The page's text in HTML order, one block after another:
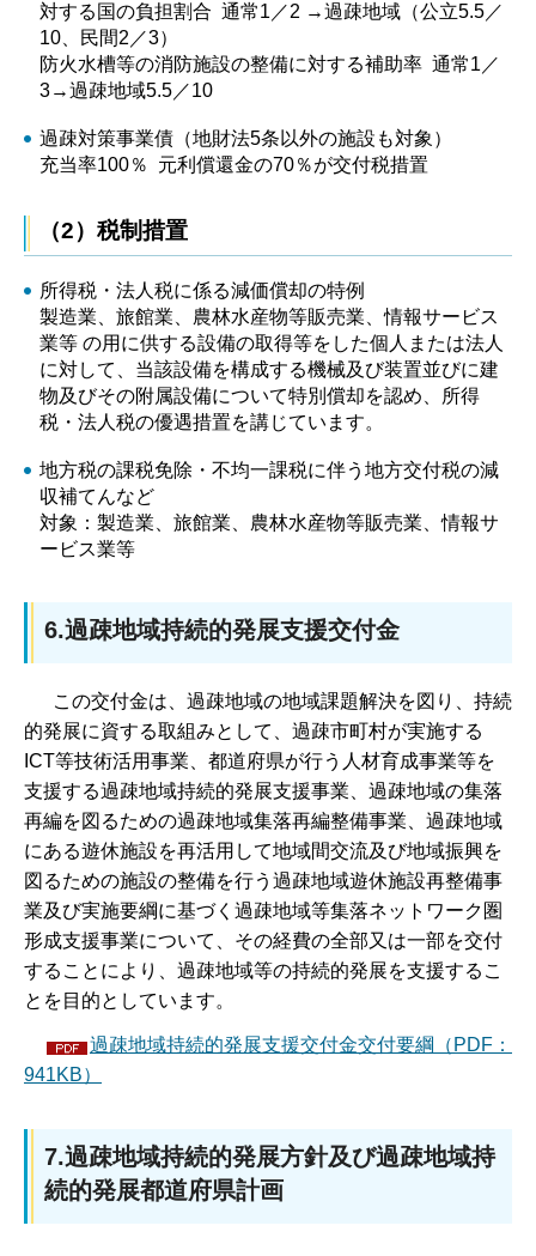
対する国の負担割合 通常1／2 →過疎地域（公立5.5／
10、民間2／3）
防火水槽等の消防施設の整備に対する補助率 通常1／
3→過疎地域5.5／10
過疎対策事業債（地財法5条以外の施設も対象）
充当率100％ 元利償還金の70％が交付税措置
（2）税制措置
所得税・法人税に係る減価償却の特例
製造業、旅館業、農林水産物等販売業、情報サービス
業等 の用に供する設備の取得等をした個人または法人
に対して、当該設備を構成する機械及び装置並びに建
物及びその附属設備について特別償却を認め、所得
税・法人税の優遇措置を講じています。
地方税の課税免除・不均一課税に伴う地方交付税の減
収補てんなど
対象：製造業、旅館業、農林水産物等販売業、情報サ
ービス業等
6.過疎地域持続的発展支援交付金
この交付金は、過疎地域の地域課題解決を図り、持続
的発展に資する取組みとして、過疎市町村が実施する
ICT等技術活用事業、都道府県が行う人材育成事業等を
支援する過疎地域持続的発展支援事業、過疎地域の集落
再編を図るための過疎地域集落再編整備事業、過疎地域
にある遊休施設を再活用して地域間交流及び地域振興を
図るための施設の整備を行う過疎地域遊休施設再整備事
業及び実施要綱に基づく過疎地域等集落ネットワーク圏
形成支援事業について、その経費の全部又は一部を交付
することにより、過疎地域等の持続的発展を支援するこ
とを目的としています。
過疎地域持続的発展支援交付金交付要綱（PDF：
941KB）
7.過疎地域持続的発展方針及び過疎地域持
続的発展都道府県計画